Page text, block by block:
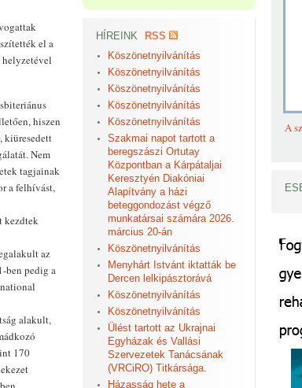
el a
hiszen
kiüresedett
Nem
tagjainak
a felhívást,
kezdtek
az
ben pedig a
alakult,
170
HÍREINK
RSS
Köszönetnyilvánítás
Köszönetnyilvánítás
Köszönetnyilvánítás
Köszönetnyilvánítás
Köszönetnyilvánítás
Szakmai napot tartott a
beregszászi Ortutay
Központban a Kárpátaljai
Keresztyén Diakóniai
Alapítvány a házi
beteggondozást végző
munkatársai számára 2026.
március 20-án
Köszönetnyilvánítás
Menyhárt Istvánt iktatták be
Dercen lelkipásztorává
Köszönetnyilvánítás
Köszönetnyilvánítás
Ülést tartott az Ukrajnai
Egyházak és Vallási
Szervezetek Tanácsának
(VRCiRO) Titkársága.
Házasság hete a
A